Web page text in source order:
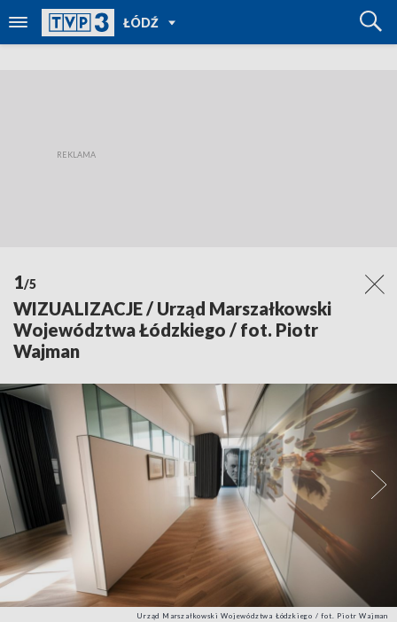
ŁÓDŹ
POWRÓT
DO
REGIONY
1/5
WIZUALIZACJE / Urząd Marszałkowski
Województwa Łódzkiego / fot. Piotr
Wajman
Urząd Marszałkowski Województwa Łódzkiego / fot. Piotr Wajman